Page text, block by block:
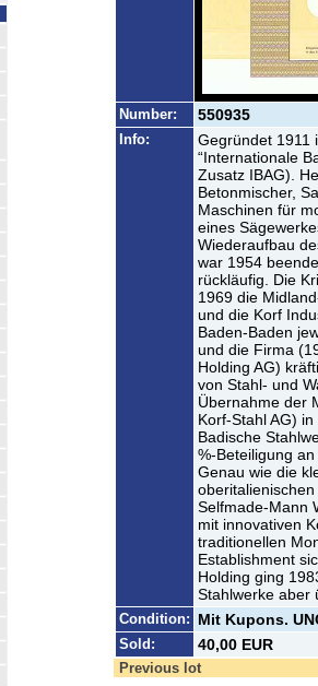
Number: 550935
Info:
Gegründet 1911
“Internationale
Zusatz IBAG).
Betonmischer,
Maschinen für
eines
Wiederaufbau
war 1954
rückläufig. Die
1969 die
und die Korf
Baden-Baden
und die Firma
Holding AG)
von Stahl- und
Übernahme der
Korf-Stahl AG)
Badische
%-Beteiligung
Genau wie die
Selfmade-Mann
mit innovativen
traditionellen
Establishment
Holding ging
Stahlwerke aber
Condition: Mit Kupons.
Sold: 40,00 EUR
Previous lot